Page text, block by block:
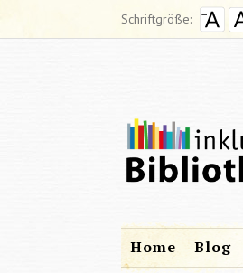
Schriftgröße:
Home Blog